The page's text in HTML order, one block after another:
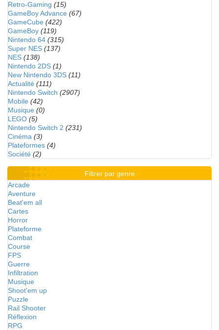
Retro-Gaming (15)
GameBoy Advance (67)
GameCube (422)
GameBoy (119)
Nintendo 64 (315)
Super NES (137)
NES (138)
Nintendo 2DS (1)
New Nintendo 3DS (11)
Actualité (111)
Nintendo Switch (2907)
Mobile (42)
Musique (0)
LEGO (5)
Nintendo Switch 2 (231)
Cinéma (3)
Plateformes (4)
Société (2)
Filtrer par genre
Arcade
Aventure
Beat'em all
Cartes
Horror
Plateforme
Combat
Course
FPS
Guerre
Infiltration
Musique
Shoot'em up
Puzzle
Rail Shooter
Réflexion
RPG